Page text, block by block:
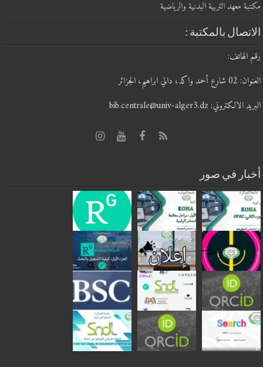
مكتبة معهد التربية البدنية والرياضية
الاتصال بالمكتبة :
رقم الهاتف:
العنوان: 02 شارع أحمد واكد، دالي ابراهيم، الجزائر
البريد الالكتروني: bib.centrale@univ-alger3.dz
أخبار في صور